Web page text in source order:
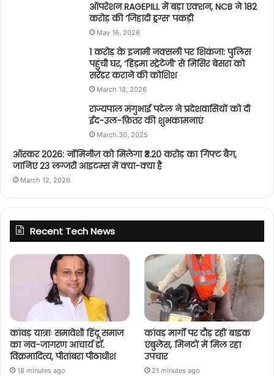
ऑपरेशन RAGEPILL में बड़ा एक्शन, NCB ने 182
करोड़ की ‘जिहादी ड्रग्स’ पकड़ी
May 16, 2026
1 करोड़ के इनामी नक्सली पर शिकंजा: पुलिस
पहुंची घर, ‘हिड़मा स्ट्रेटेजी’ से मिसिर बेसरा को
सरेंडर कराने की कोशिश
March 18, 2026
राज्यपाल मंगुभाई पटेल ने प्रदेशवासियों को दी
ईद-उल-फ़ितर की शुभकामनाएं
March 30, 2025
ऑस्कर 2026: नॉमिनीज़ को मिलेगा ₹3.20 करोड़ का गिफ्ट बैग,
जानिए 23 लग्जरी आइटम्स में क्या-क्या है
March 12, 2026
Recent Tech News
कांवड़ यात्राः समावेशी हिंदू समाज
का नव-जागरण आचार्य डॉ.
विक्रमादित्य, पीतांबरा पीठाधीश
18 minutes ago
कांवड़ मार्गों पर दौड़ रहीं बाइक
एंबुलेंस, मिनटों में मिल रहा
उपचार
21 minutes ago